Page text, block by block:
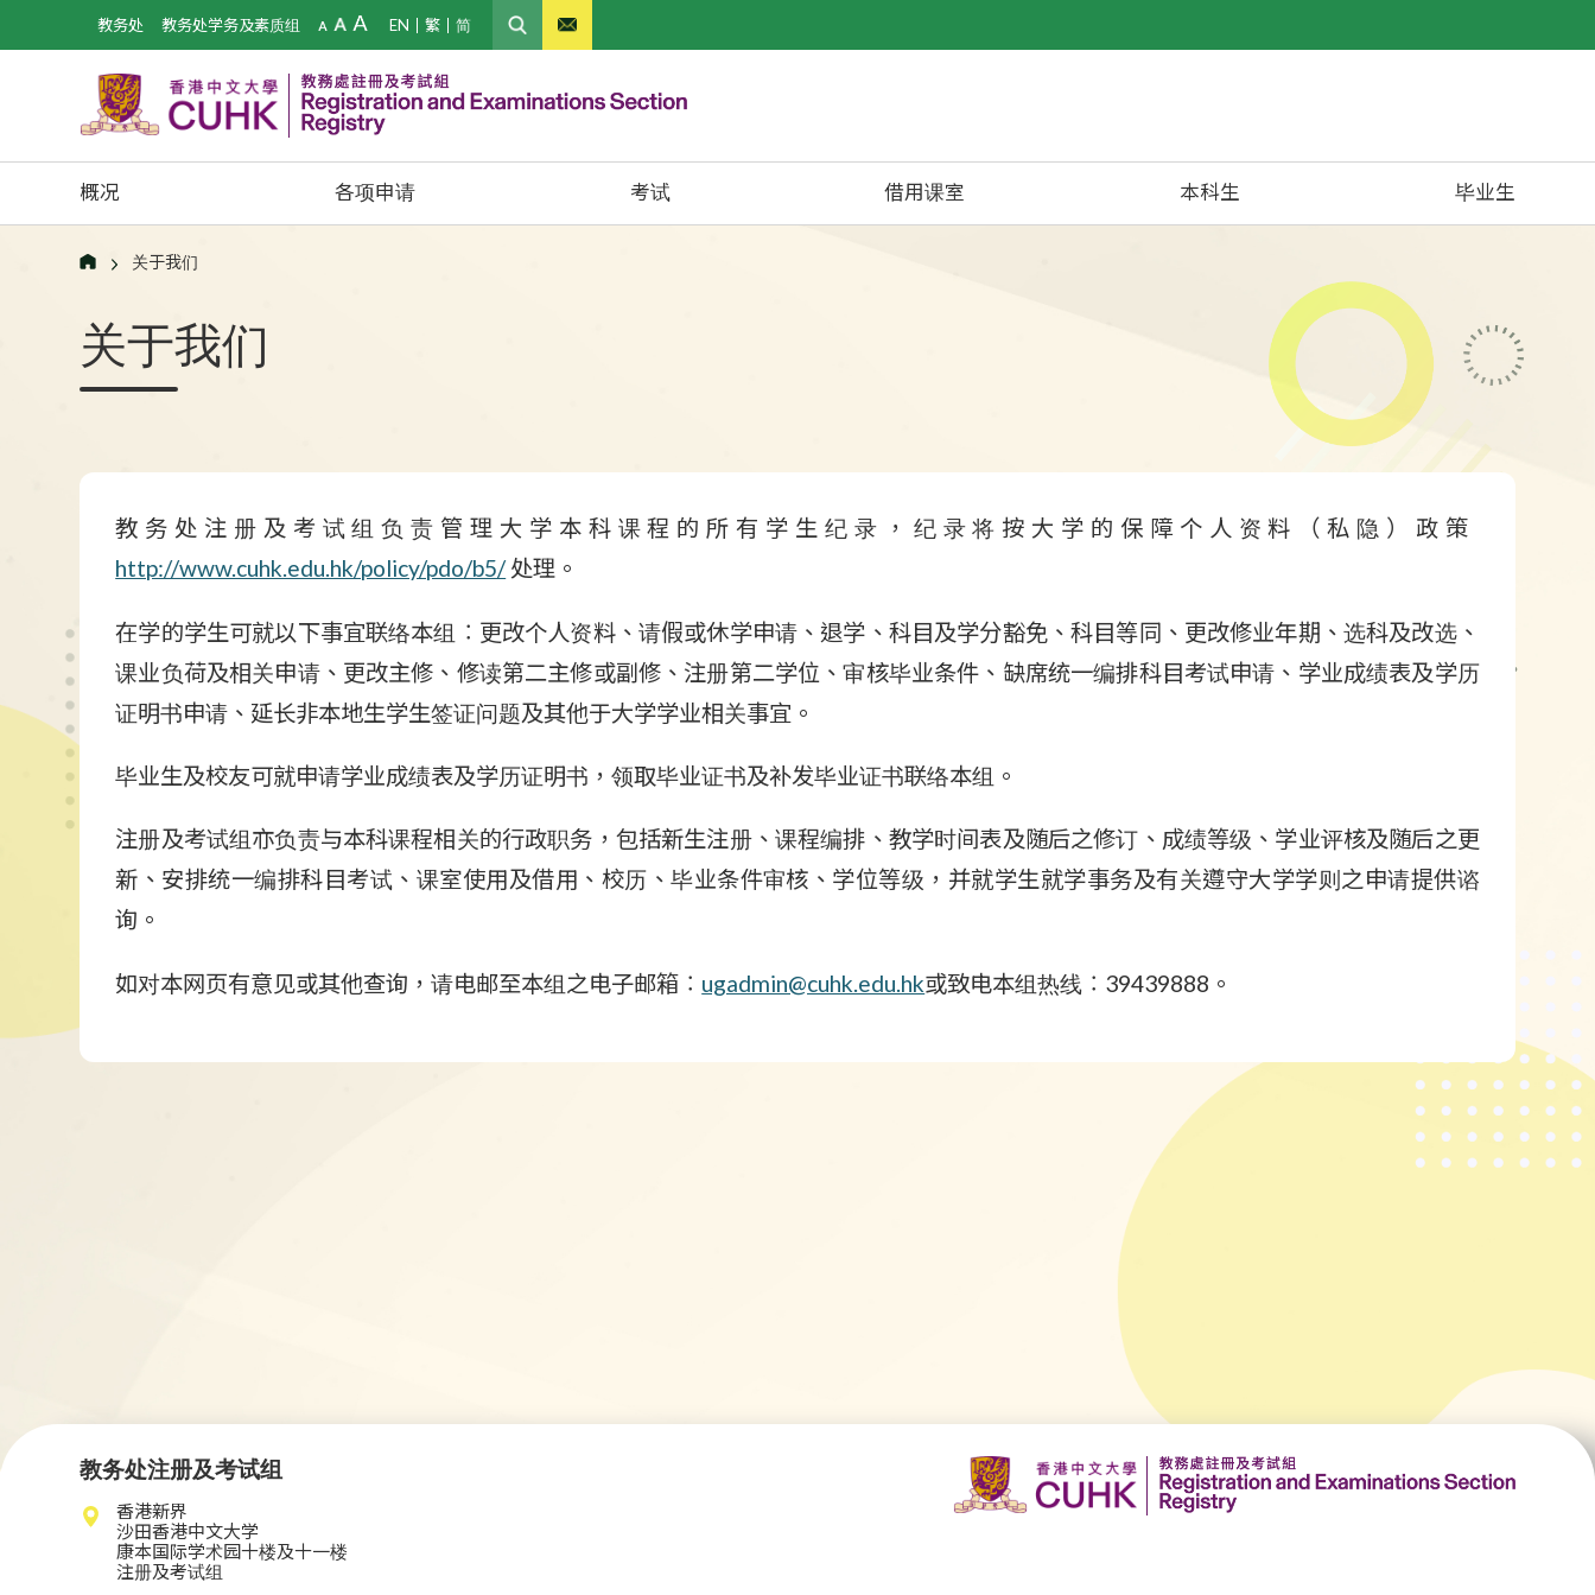
教务处 教务处学务及素质组 繁
EN 简
概况 各项申请 考试 借用课室 本科生 毕业生
关于我们
关于我们
教务处注册及考试组负责管理大学本科课程的所有学生纪录，纪录将按大学的保障个人资料（私隐）政策
http://www.cuhk.edu.hk/policy/pdo/b5/处理。
在学的学生可就以下事宜联络本组︰更改个人资料、请假或休学申请、退学、科目及学分豁免、科目等同、更改修业年期、选科及改选、
课业负荷及相关申请、更改主修、修读第二主修或副修、注册第二学位、审核毕业条件、缺席统一编排科目考试申请、学业成绩表及学历
证明书申请、延长非本地生学生签证问题及其他于大学学业相关事宜。
毕业生及校友可就申请学业成绩表及学历证明书，领取毕业证书及补发毕业证书联络本组。
注册及考试组亦负责与本科课程相关的行政职务，包括新生注册、课程编排、教学时间表及随后之修订、成绩等级、学业评核及随后之更
新、安排统一编排科目考试、课室使用及借用、校历、毕业条件审核、学位等级，并就学生就学事务及有关遵守大学学则之申请提供谘
询。
如对本网页有意见或其他查询，请电邮至本组之电子邮箱︰ ugadmin@cuhk.edu.hk或致电本组热线︰39439888。
教务处注册及考试组
香港新界
沙田香港中文大学
康本国际学术园十楼及十一楼
注册及考试组